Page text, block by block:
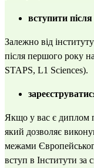
вступити
Залежно від
після першого року
STAPS, L1 Sciences).
Якщо у вас є диплом
який дозволяє
межами
вступ в Інститути за